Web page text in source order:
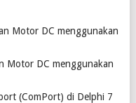
Motor DC menggunakan
Motor DC menggunakan
(ComPort) di Delphi 7